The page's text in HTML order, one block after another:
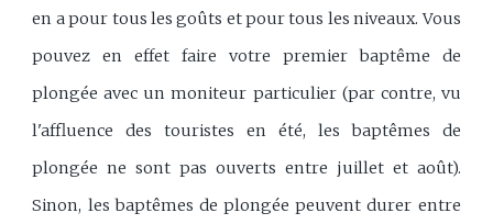
en a pour tous les goûts et pour tous les niveaux. Vous
pouvez en effet faire votre premier baptême de
plongée avec un moniteur particulier (par contre, vu
l'affluence des touristes en été, les baptêmes de
plongée ne sont pas ouverts entre juillet et août).
Sinon, les baptêmes de plongée peuvent durer entre